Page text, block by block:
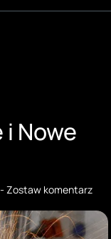
i Nowe
- Zostaw komentarz